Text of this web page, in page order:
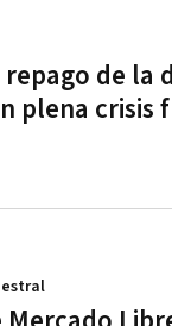
de la
plena crisis